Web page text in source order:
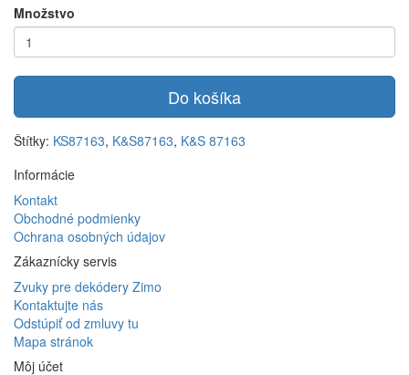
Množstvo
Do košíka
Štítky: KS87163, K&S87163, K&S 87163
Informácie
Kontakt
Obchodné podmienky
Ochrana osobných údajov
Zákaznícky servis
Zvuky pre dekódery Zimo
Kontaktujte nás
Odstúpiť od zmluvy tu
Mapa stránok
Môj účet